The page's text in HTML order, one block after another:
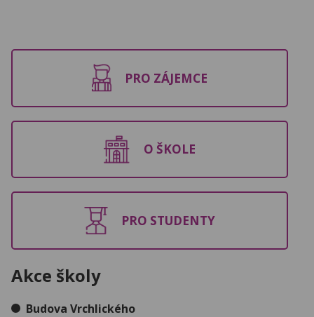
PRO ZÁJEMCE
O ŠKOLE
PRO STUDENTY
Akce školy
Budova Vrchlického